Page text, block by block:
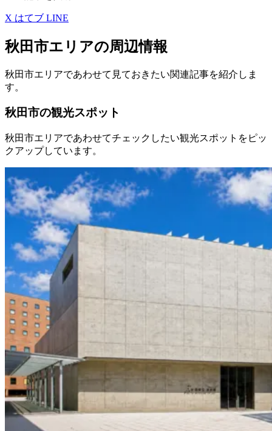
X はてブ LINE
秋田市エリアの周辺情報
秋田市エリアであわせて見ておきたい関連記事を紹介しま
す。
秋田市の観光スポット
秋田市エリアであわせてチェックしたい観光スポットをピッ
クアップしています。